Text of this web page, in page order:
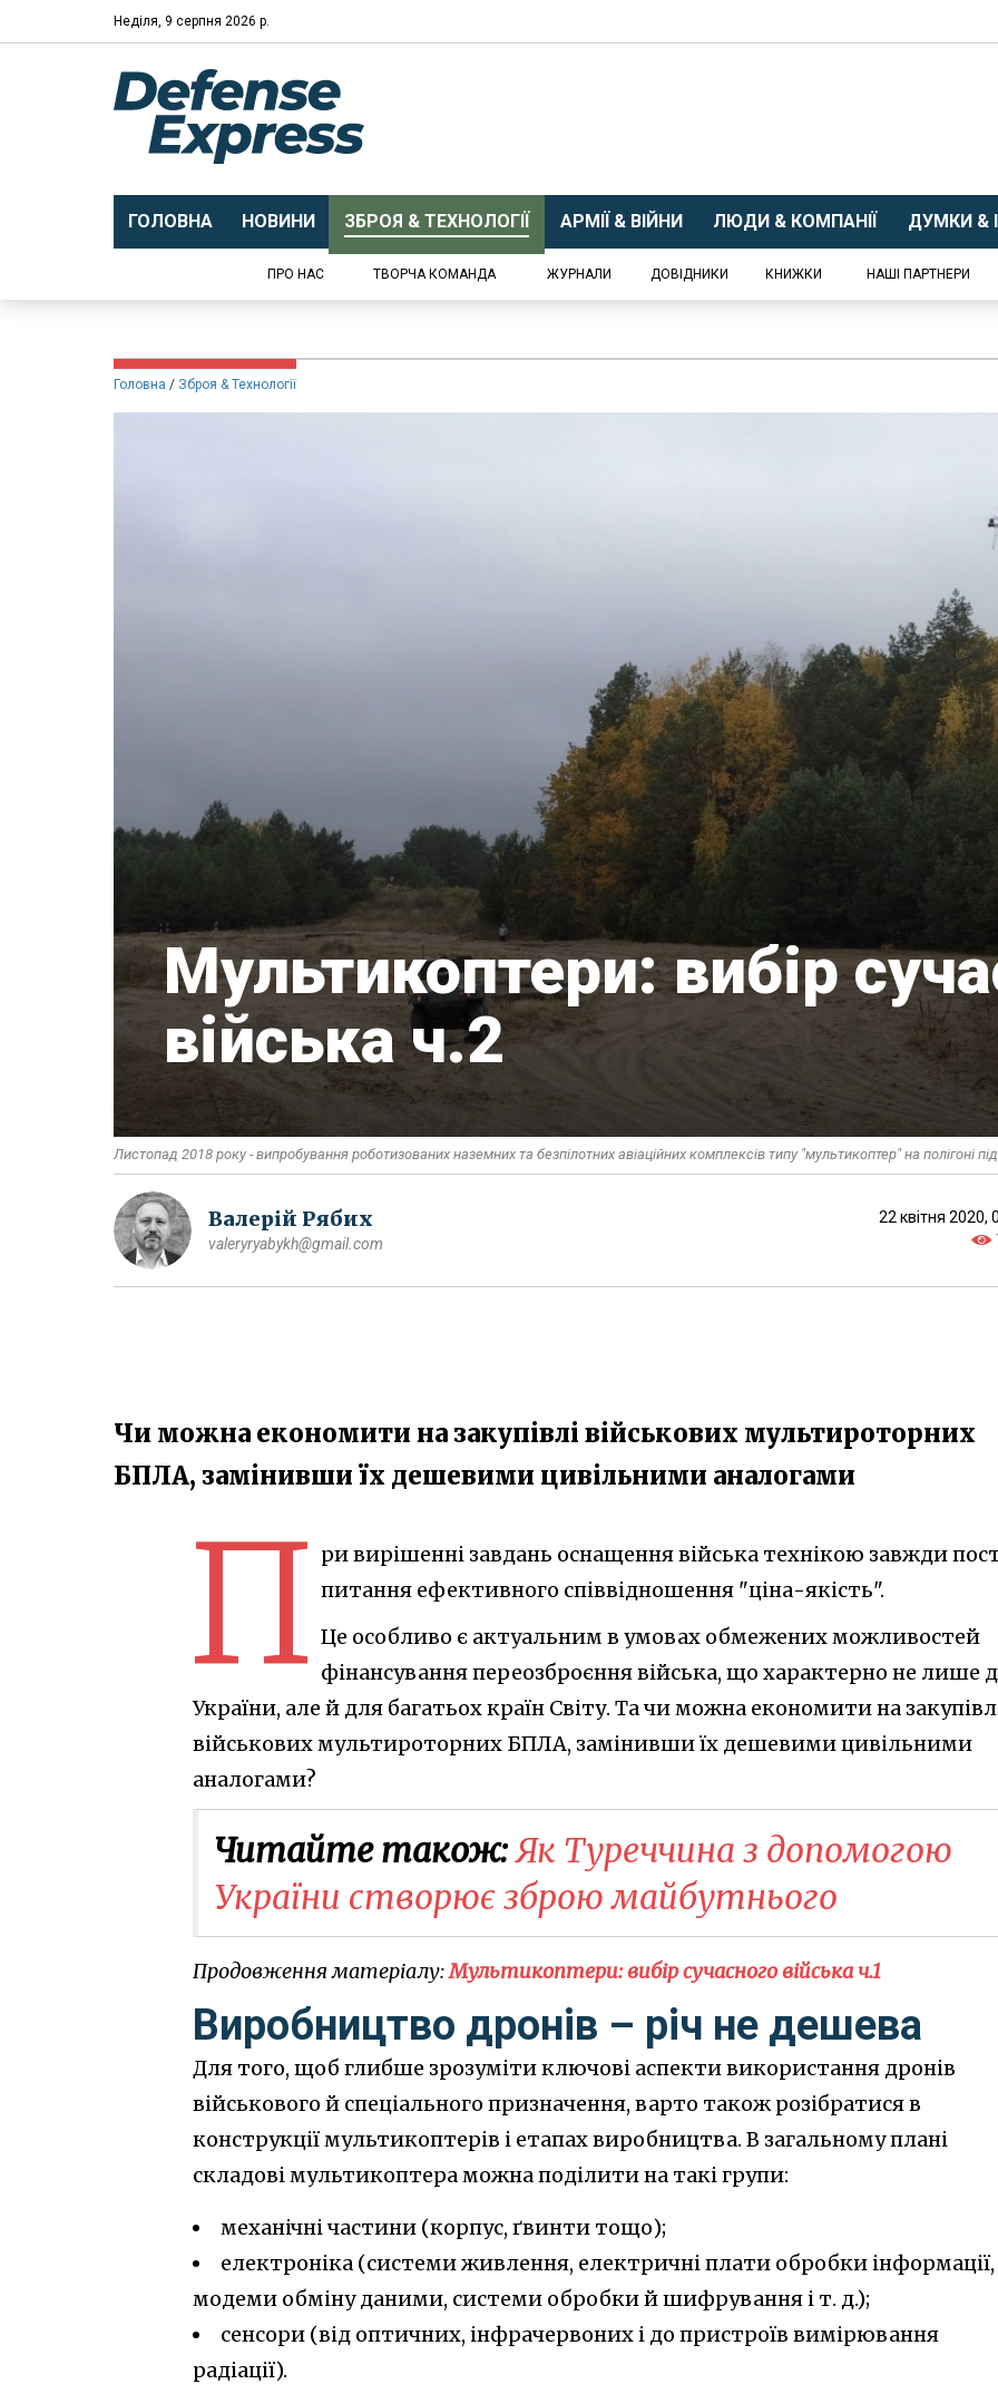
Неділя, 9 серпня 2026 р.
ГОЛОВНА НОВИНИ ЗБРОЯ & ТЕХНОЛОГІЇ АРМІЇ & ВІЙНИ ЛЮДИ & КОМПАНІЇ ДУМКИ &
ПРО НАС ТВОРЧА КОМАНДА ЖУРНАЛИ ДОВІДНИКИ КНИЖКИ НАШІ ПАРТНЕРИ
Головна Зброя & Технології
Мультикоптери: вибір
війська ч.2
Листопад 2018 року - випробування роботизованих наземних та безпілотних авіаційних комплексів типу "мультикоптер" на полігоні
Валерій Рябих
valeryryabykh@gmail.com
22 квітня 2020,
Чи можна економити на закупівлі військових мультироторних
БПЛА, замінивши їх дешевими цивільними аналогами
П ри вирішенні завдань оснащення війська технікою завжди
питання ефективного співвідношення "ціна-якість".
Це особливо є актуальним в умовах обмежених можливостей
фінансування переозброєння війська, що характерно не лише
України, але й для багатьох країн Світу. Та чи можна економити на
військових мультироторних БПЛА, замінивши їх дешевими цивільними
аналогами?
Читайте також:Як Туреччина з допомогою
України створює зброю майбутнього
Продовження матеріалу:Мультикоптери: вибір сучасного війська ч.1
Виробництво дронів – річ не дешева
Для того, щоб глибше зрозуміти ключові аспекти використання дронів
військового й спеціального призначення, варто також розібратися в
конструкції мультикоптерів і етапах виробництва. В загальному плані
складові мультикоптера можна поділити на такі групи:
механічні частини (корпус, ґвинти тощо);
електроніка (системи живлення, електричні плати обробки інформації,
модеми обміну даними, системи обробки й шифрування і т. д.);
сенсори (від оптичних, інфрачервоних і до пристроїв вимірювання
радіації).